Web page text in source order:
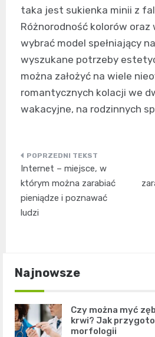
taka jest sukienka minii z
Różnorodność kolorów oraz
wybrać model spełniający
wyszukane potrzeby
można założyć na wiele
romantycznych kolacji we
wakacyjne, na rodzinnych
Nawigacja
wpisu
Internet – miejsce, w
którym można zarabiać
pieniądze i poznawać
ludzi
Najnowsze
Czy można myć
krwi? Jak
morfologii